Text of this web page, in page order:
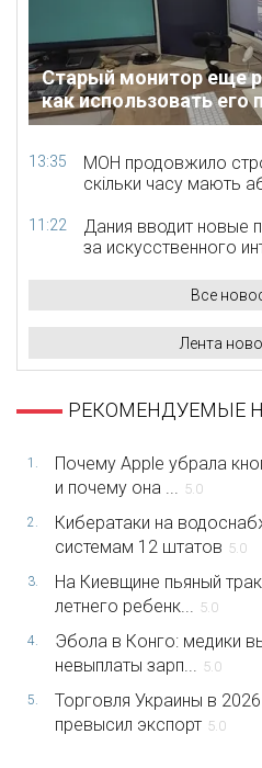
Старый монитор еще
как использовать его
13:35
МОН продовжило
скільки часу мають
11:22
Дания вводит новые
за искусственного
Все
Лента
РЕКОМЕНДУЕМЫЕ
1.
Почему Apple убрала
и почему она ... 5.0
2.
Кибератаки на
системам 12 штатов 5.0
3.
На Киевщине пьяный
летнего ребенк... 5.0
4.
Эбола в Конго: медики
невыплаты зарп... 5.0
5.
Торговля Украины в
превысил экспорт 5.0